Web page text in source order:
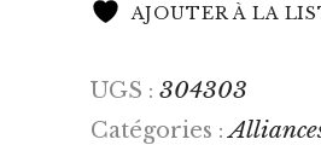
AJOUTER À LA
UGS : 304303
Catégories :